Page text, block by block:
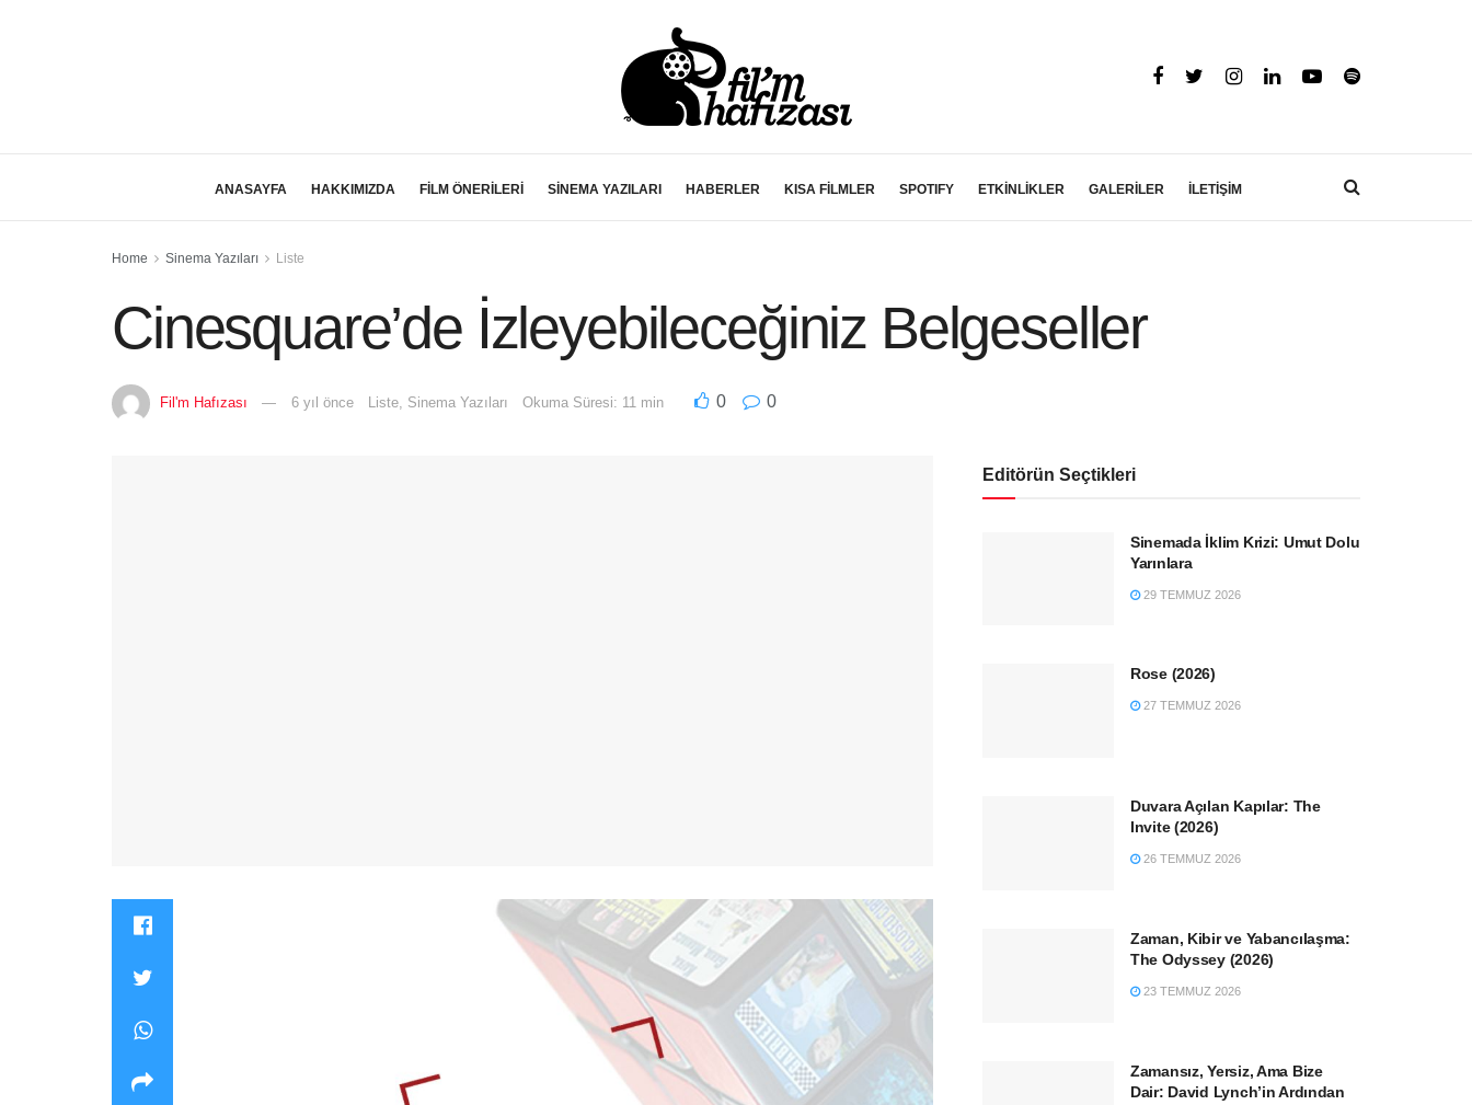
ANASAYFA HAKKIMIZDA FİLM ÖNERİLERİ SİNEMA YAZILARI HABERLER KISA FİLMLER SPOTIFY ETKİNLİKLER GALERİLER İLETİŞİM
Home Sinema Yazıları Liste
Cinesquare’de İzleyebileceğiniz Belgeseller
Fil'm Hafızası 6 yıl önce Liste Sinema Yazıları Okuma Süresi: 11 min 0 0
Editörün Seçtikleri
Sinemada İklim Krizi: Umut Dolu
Yarınlara
29 TEMMUZ 2026
Rose (2026)
27 TEMMUZ 2026
Duvara Açılan Kapılar: The
Invite (2026)
26 TEMMUZ 2026
Zaman, Kibir ve Yabancılaşma:
The Odyssey (2026)
23 TEMMUZ 2026
Zamansız, Yersiz, Ama Bize
Dair: David Lynch’in Ardından